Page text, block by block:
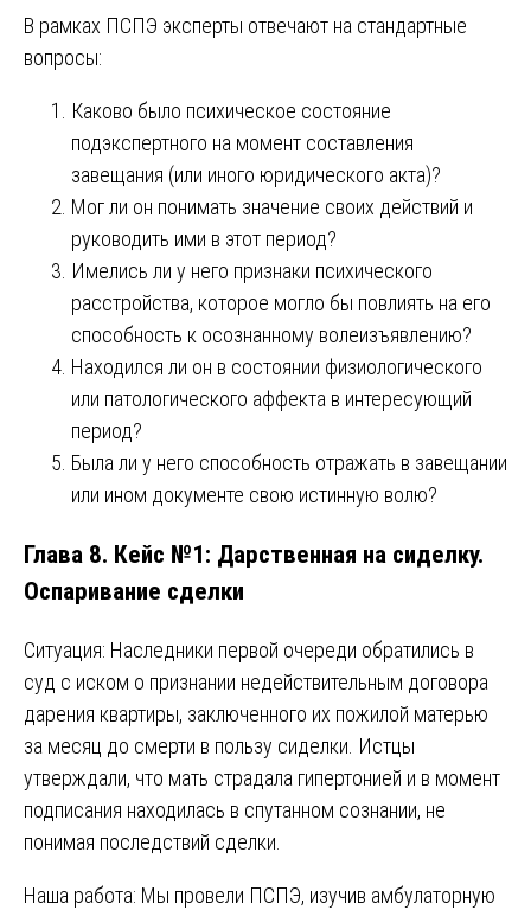
В рамках ПСПЭ эксперты отвечают на стандартные
вопросы:
Каково было психическое состояние
подэкспертного на момент составления
завещания (или иного юридического акта)?
Мог ли он понимать значение своих действий и
руководить ими в этот период?
Имелись ли у него признаки психического
расстройства, которое могло бы повлиять на его
способность к осознанному волеизъявлению?
Находился ли он в состоянии физиологического
или патологического аффекта в интересующий
период?
Была ли у него способность отражать в завещании
или ином документе свою истинную волю?
Глава 8. Кейс №1: Дарственная на сиделку.
Оспаривание сделки
Ситуация: Наследники первой очереди обратились в
суд с иском о признании недействительным договора
дарения квартиры, заключенного их пожилой матерью
за месяц до смерти в пользу сиделки. Истцы
утверждали, что мать страдала гипертонией и в момент
подписания находилась в спутанном сознании, не
понимая последствий сделки.
Наша работа: Мы провели ПСПЭ, изучив амбулаторную